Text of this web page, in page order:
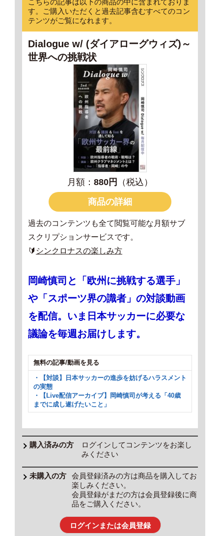
こちらの記事は以下の商品の中に含まれておりま
す。ご購入いただくと過去記事含むすべてのコン
テンツがご覧になれます。
Dialogue w/ (ダイアローグウィズ)～
世界への挑戦状
月額： 880円
（税込）
商品の詳細
過去のコンテンツも全て閲覧可能な月額サブ
スクリプションサービスです。
🔰 シンクロナスの楽しみ方
岡崎慎司と「欧州に挑戦する選手」
や「スポーツ界の識者」の対談動画
を配信。いま日本サッカーに必要な
議論を毎週お届けします。
無料の記事/動画を見る
・【対談】日本サッカーの進歩を妨げるハラスメント
の実態
・【Live配信アーカイブ】岡崎慎司が考える「40歳
までに成し遂げたいこと」
ログインしてコンテンツをお楽し
みください
会員登録済みの方は商品を購入してお
楽しみください。
会員登録がまだの方は会員登録後に商
品をご購入ください。
ログインまたは会員登録